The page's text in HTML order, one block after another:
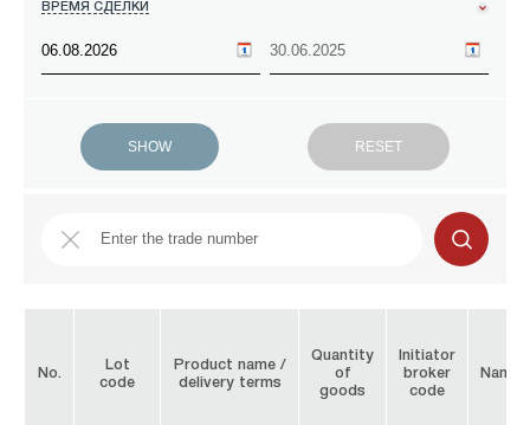
ВРЕМЯ СДЕЛКИ
No.
Lot
code
Product name /
delivery terms
Quantity
of
goods
Initiator
broker
code
Name